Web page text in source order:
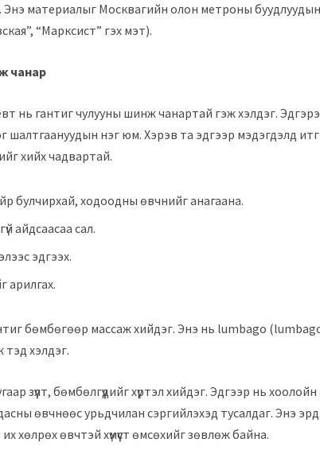
Энэ материалыг Москвагийн олон метроны
“Марксист” гэх мэт).
чанар
нь гантиг чулууны шинж чанартай гэж хэлдэг.
шалтгаануудын нэг юм. Хэрэв та эдгээр мэдэгдэлд
хийх чадвартай.
булчирхай, ходоодны өвчнийг анагаана.
айдсаасаа сал.
эдгээх.
арилгах.
бөмбөгөөр массаж хийдэг. Энэ нь lumbago
тэд хэлдэг.
зүүлт, бөмбөлгүүдийг хүртэл хийдэг. Эдгээр нь
өвчнөөс урьдчилан сэргийлэхэд тусалдаг. Энэ
хөлрөх өвчтэй хүмүүст өмсөхийг зөвлөж байна.